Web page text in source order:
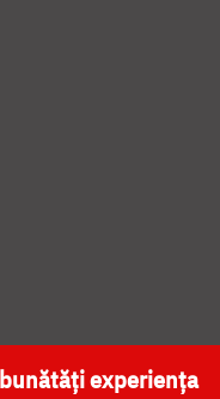
NAȚIONALĂ
experiența